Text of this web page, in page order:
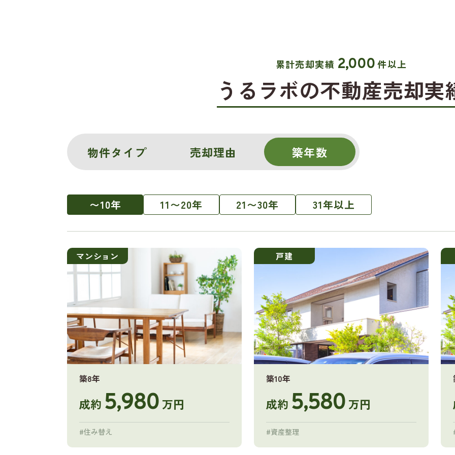
累計売却実績 2,000件以上
うるラボの不動産売却実
物件タイプ 売却理由 築年数
〜10年 11〜20年 21〜30年 31年以上
マンション
築8年
成約 5,980 万円
#住み替え
戸建
築10年
成約 5,580 万円
#資産整理